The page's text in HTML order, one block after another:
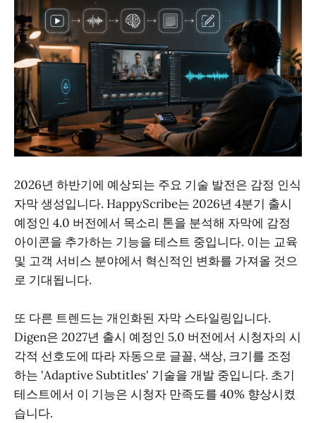
2026년 하반기에 예상되는 주요 기술 발전은 감정 인식
자막 생성입니다. HappyScribe는 2026년 4분기 출시
예정인 4.0 버전에서 목소리 톤을 분석해 자막에 감정
아이콘을 추가하는 기능을 테스트 중입니다. 이는 교육
및 고객 서비스 분야에서 혁신적인 변화를 가져올 것으
로 기대됩니다.
또 다른 트렌드는 개인화된 자막 스타일링입니다.
Digen은 2027년 출시 예정인 5.0 버전에서 시청자의 시
각적 선호도에 따라 자동으로 글꼴, 색상, 크기를 조정
하는 'Adaptive Subtitles' 기술을 개발 중입니다. 초기
테스트에서 이 기능은 시청자 만족도를 40% 향상시켰
습니다.